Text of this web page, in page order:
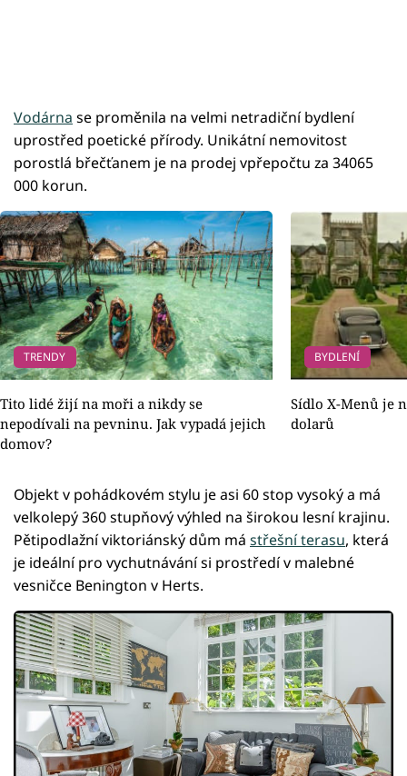
Vodárna se proměnila na velmi netradiční bydlení
uprostřed poetické přírody. Unikátní nemovitost
porostlá břečťanem je na prodej vpřepočtu za 34065
000 korun.
TRENDY
Tito lidé žijí na moři a nikdy se
nepodívali na pevninu. Jak vypadá jejich
domov?
BYDLENÍ
Sídlo X-Menů je
dolarů
Objekt v pohádkovém stylu je asi 60 stop vysoký a má
velkolepý 360 stupňový výhled na širokou lesní krajinu.
Pětipodlažní viktoriánský dům má střešní terasu, která
je ideální pro vychutnávání si prostředí v malebné
vesničce Benington v Herts.